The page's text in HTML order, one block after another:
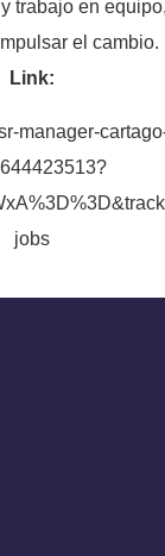
trabajo en
el cambio.
Link:
manager-
jobs